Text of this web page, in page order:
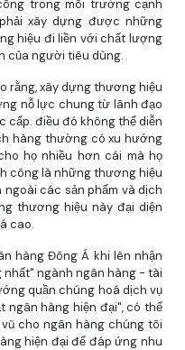
trong môi trường cạnh
xây dựng được những
hiệu đi liền với chất lượng
của người tiêu dùng.
rằng, xây dựng thương hiệu
nỗ lực chung từ lãnh đạo
cấp. điều đó không thể diễn
hàng thường có xu hướng
họ nhiều hơn cái mà họ
công là những thương hiệu
các sản phẩm và dịch
thương hiệu này đại diện
cao.
hàng Đông Á khi lên nhận
nhất" ngành ngân hàng - tài
quần chúng hoá dịch vụ
ngân hàng hiện đại", có thể
cho ngân hàng chúng tôi
hiện đại để đáp ứng nhu